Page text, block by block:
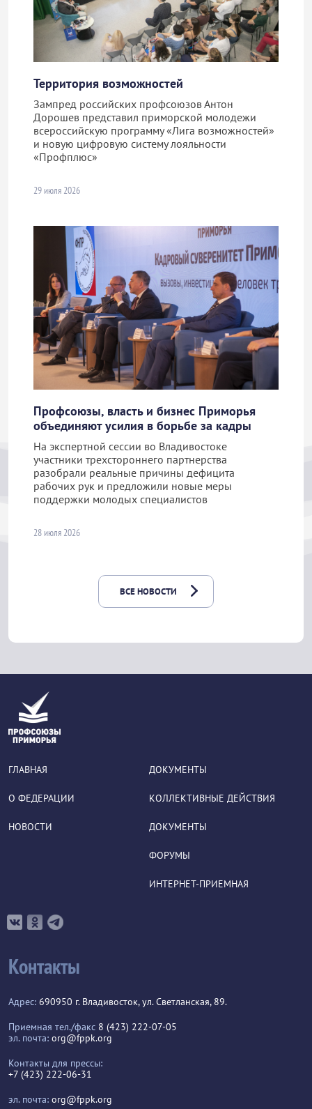
Территория возможностей
Зампред российских профсоюзов Антон
Дорошев представил приморской молодежи
всероссийскую программу «Лига возможностей»
и новую цифровую систему лояльности
«Профплюс»
29 июля 2026
Профсоюзы, власть и бизнес Приморья
объединяют усилия в борьбе за кадры
На экспертной сессии во Владивостоке
участники трехстороннего партнерства
разобрали реальные причины дефицита
рабочих рук и предложили новые меры
поддержки молодых специалистов
28 июля 2026
ВСЕ НОВОСТИ
ГЛАВНАЯ
О ФЕДЕРАЦИИ
НОВОСТИ
ДОКУМЕНТЫ
КОЛЛЕКТИВНЫЕ ДЕЙСТВИЯ
ДОКУМЕНТЫ
ФОРУМЫ
ИНТЕРНЕТ-ПРИЕМНАЯ
Контакты
Адрес: 690950 г. Владивосток, ул. Светланская, 89.
Приемная тел./факс 8 (423) 222-07-05
эл. почта: org@fppk.org
Контакты для прессы:
+7 (423) 222-06-31
эл. почта: org@fppk.org